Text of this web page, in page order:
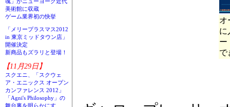
美術館に収蔵
ゲーム業界初の快挙
「メリープラスマス2012
in 東京ミッドタウン店」
開催決定
新商品もズラリと登場！
【11月29日】
スクエニ、「スクウェ
ア・エニックス オープン
カンファレンス 2012」
「Agni's Philosophy」の
舞台裏を明らかにす
オ
に
ー
で